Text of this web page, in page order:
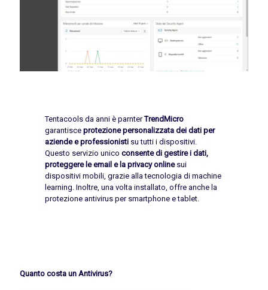
Tentacools da anni è parnterTrendMicro
garantisce protezione personalizzata dei dati per
aziende e professionisti su tutti i dispositivi.
Questo servizio unicoconsente di gestire i dati,
proteggere le email e la privacy onlinesui
dispositivi mobili, grazie alla tecnologia di machine
learning. Inoltre, una volta installato, offre anche la
protezione antivirus per smartphone e tablet.
Quanto costa un Antivirus?